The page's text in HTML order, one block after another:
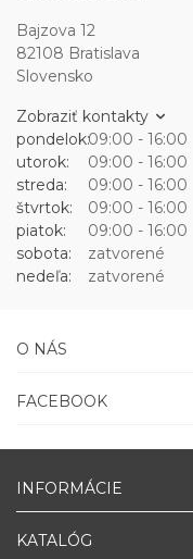
Bajzova 12
82108 Bratislava
Slovensko
Zobraziť kontakty
pondelok:09:00 - 16:00
utorok:
09:00 - 16:00
streda:
09:00 - 16:00
štvrtok:
09:00 - 16:00
piatok:
09:00 - 16:00
sobota:
zatvorené
nedeľa:
zatvorené
O NÁS
FACEBOOK
INFORMÁCIE
KATALÓG